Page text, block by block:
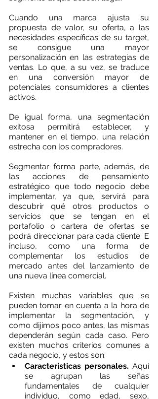
Cuando una marca ajusta su
propuesta de valor, su oferta, a las
necesidades específicas de su target,
se consigue una mayor
personalización en las estrategias de
ventas. Lo que, a su vez, se traduce
en una conversión mayor de
potenciales consumidores a clientes
activos.
De igual forma, una segmentación
exitosa permitirá establecer, y
mantener en el tiempo, una relación
estrecha con los compradores.
Segmentar forma parte, además, de
las acciones de pensamiento
estratégico que todo negocio debe
implementar, ya que, servirá para
descubrir qué otros productos o
servicios que se tengan en el
portafolio o cartera de ofertas se
podrá direccionar para cada cliente. E
incluso, como una forma de
complementar los estudios de
mercado antes del lanzamiento de
una nueva línea comercial.
Existen muchas variables que se
pueden tomar en cuenta a la hora de
implementar la segmentación, y
como dijimos poco antes, las mismas
dependerán según cada caso. Pero
existen muchos criterios comunes a
cada negocio, y estos son:
Características personales. Aquí
se agrupan las señas
fundamentales de cualquier
individuo, como edad, sexo,